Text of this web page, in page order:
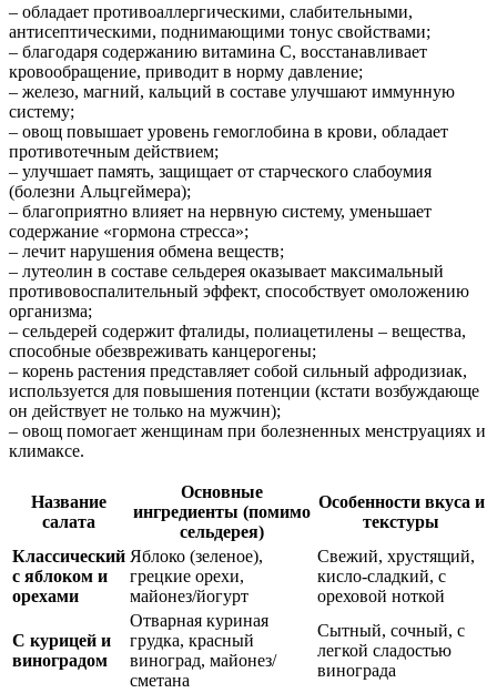
– обладает противоаллергическими, слабительными,
антисептическими, поднимающими тонус свойствами;
– благодаря содержанию витамина С, восстанавливает
кровообращение, приводит в норму давление;
– железо, магний, кальций в составе улучшают иммунную
систему;
– овощ повышает уровень гемоглобина в крови, обладает
противотечным действием;
– улучшает память, защищает от старческого слабоумия
(болезни Альцгеймера);
– благоприятно влияет на нервную систему, уменьшает
содержание «гормона стресса»;
– лечит нарушения обмена веществ;
– лутеолин в составе сельдерея оказывает максимальный
противовоспалительный эффект, способствует омоложению
организма;
– сельдерей содержит фталиды, полиацетилены – вещества,
способные обезвреживать канцерогены;
– корень растения представляет собой сильный афродизиак,
используется для повышения потенции (кстати возбуждающе
он действует не только на мужчин);
– овощ помогает женщинам при болезненных менструациях и
климаксе.
Название
салата
Основные
ингредиенты (помимо
сельдерея)
Особенности вкуса и
текстуры
Классический
с яблоком и
орехами
Яблоко (зеленое),
грецкие орехи,
майонез/йогурт
Свежий, хрустящий,
кисло-сладкий, с
ореховой ноткой
С курицей и
виноградом
Отварная куриная
грудка, красный
виноград, майонез/
сметана
Сытный, сочный, с
легкой сладостью
винограда